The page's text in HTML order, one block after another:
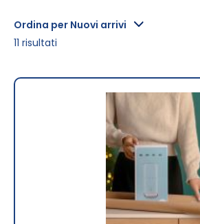
Ordina per Nuovi arrivi
11 risultati